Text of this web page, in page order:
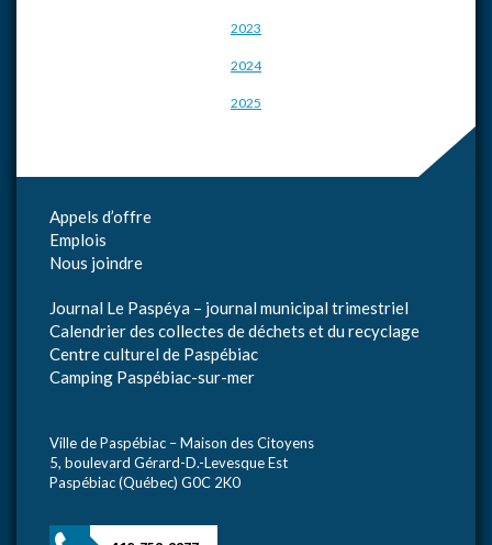
2023
2024
2025
Appels d’offre
Emplois
Nous joindre
Journal Le Paspéya – journal municipal trimestriel
Calendrier des collectes de déchets et du recyclage
Centre culturel de Paspébiac
Camping Paspébiac-sur-mer
Ville de Paspébiac – Maison des Citoyens
5, boulevard Gérard-D.-Levesque Est
Paspébiac (Québec) G0C 2K0